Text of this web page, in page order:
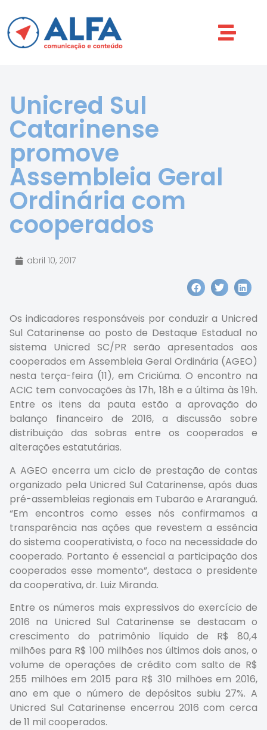
Unicred Sul
Catarinense
promove
Assembleia Geral
Ordinária com
cooperados
abril 10, 2017
Os indicadores responsáveis por conduzir a Unicred
Sul Catarinense ao posto de Destaque Estadual no
sistema Unicred SC/PR serão apresentados aos
cooperados em Assembleia Geral Ordinária (AGEO)
nesta terça-feira (11), em Criciúma. O encontro na
ACIC tem convocações às 17h, 18h e a última às 19h.
Entre os itens da pauta estão a aprovação do
balanço financeiro de 2016, a discussão sobre
distribuição das sobras entre os cooperados e
alterações estatutárias.
A AGEO encerra um ciclo de prestação de contas
organizado pela Unicred Sul Catarinense, após duas
pré-assembleias regionais em Tubarão e Araranguá.
“Em encontros como esses nós confirmamos a
transparência nas ações que revestem a essência
do sistema cooperativista, o foco na necessidade do
cooperado. Portanto é essencial a participação dos
cooperados esse momento”, destaca o presidente
da cooperativa, dr. Luiz Miranda.
Entre os números mais expressivos do exercício de
2016 na Unicred Sul Catarinense se destacam o
crescimento do patrimônio líquido de R$ 80,4
milhões para R$ 100 milhões nos últimos dois anos, o
volume de operações de crédito com salto de R$
255 milhões em 2015 para R$ 310 milhões em 2016,
ano em que o número de depósitos subiu 27%. A
Unicred Sul Catarinense encerrou 2016 com cerca
de 11 mil cooperados.